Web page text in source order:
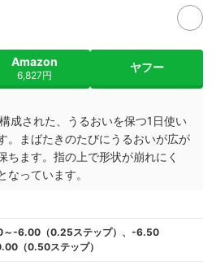
Amazon
6,827円
ヤフー
成された、うるおいを保つ1日使い
。まばたきのたびにうるおいが広が
ちます。指の上で形状が崩れにく
なっています。
-6.00（0.25ステップ）、-6.50
（0.50ステップ）